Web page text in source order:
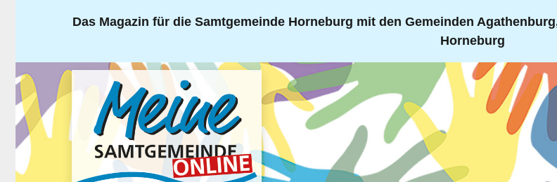
Das Magazin für die Samtgemeinde Horneburg mit den Gemeinden
Horneburg